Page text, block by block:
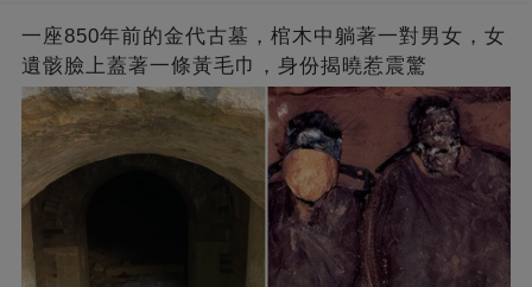
一座850年前的金代古墓，棺木中躺著一對男女，女
遺骸臉上蓋著一條黃毛巾，身份揭曉惹震驚